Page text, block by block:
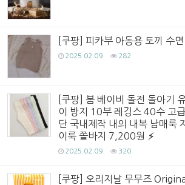
[쿠팡] 피카부 아동용 토끼 수
2025.02.09 282
[쿠팡] 봄 베이비 돌전 돌아기
이 방지 10부 레깅스 40수 고
단 국내제작 내의 내복 남매룩
이룩 쫄바지 7,200원
2025.02.09 320
[쿠팡] 오리지날 무무즈